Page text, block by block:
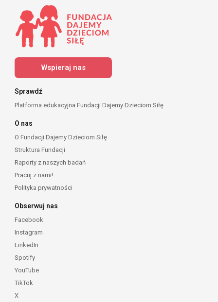
Wspieraj nas
Sprawdź
Platforma edukacyjna Fundacji Dajemy Dzieciom Siłę
O nas
O Fundacji Dajemy Dzieciom Siłę
Struktura Fundacji
Raporty z naszych badań
Pracuj z nami!
Polityka prywatności
Obserwuj nas
Facebook
Instagram
LinkedIn
Spotify
YouTube
TikTok
X